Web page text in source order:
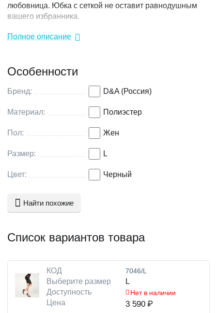
любовница. Юбка с сеткой не оставит равнодушным
вашего избранника.
Производитель: Devil & Angel, Россия
Полное описание
Особенности
Бренд: D&A (Россия)
Материал: Полиэстер
Пол: Жен
Размер: L
Цвет: Черный
Найти похожие
Список вариантов товара
КОД 7046/L
Выберите размер
L
Доступность
Нет в наличии
Цена 3 590 ₽